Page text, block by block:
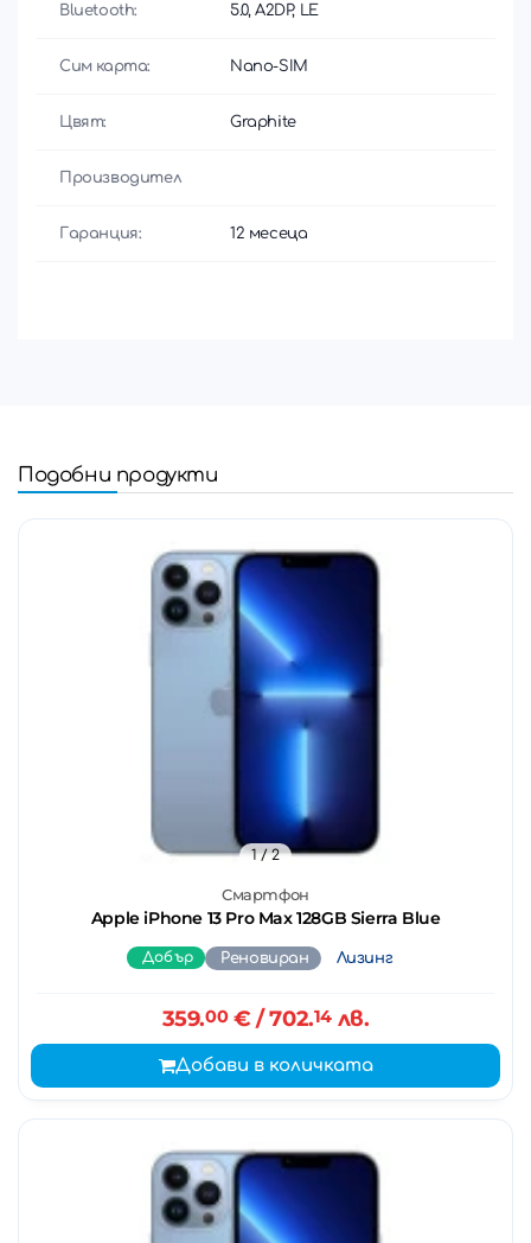
Bluetooth: 5.0, A2DP, LE
Сим карта: Nano-SIM
Цвят: Graphite
Производител
Гаранция: 12 месеца
Подобни продукти
Смартфон
Apple iPhone 13 Pro Max 128GB Sierra Blue
1/ 2
Добър Реновиран Лизинг
359.00€ / 702.14лв.
Добави в количката